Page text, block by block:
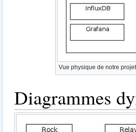
Vue physique de notre
Diagrammes